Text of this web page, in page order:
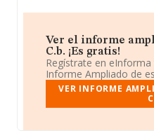
Ver el informe
C.b. ¡Es gratis!
Regístrate en
Informe Ampliado de
VER INFORME